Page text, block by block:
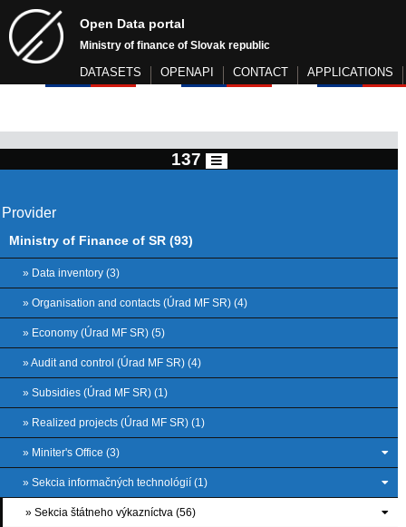
Open Data portal
Ministry of finance of Slovak republic
DATASETS OPENAPI CONTACT APPLICATIONS
137
Provider
Ministry of Finance of SR (93)
» Data inventory (3)
» Organisation and contacts (Úrad MF SR) (4)
» Economy (Úrad MF SR) (5)
» Audit and control (Úrad MF SR) (4)
» Subsidies (Úrad MF SR) (1)
» Realized projects (Úrad MF SR) (1)
» Miniter's Office (3)
» Sekcia informačných technológií (1)
» Sekcia štátneho výkazníctva (56)